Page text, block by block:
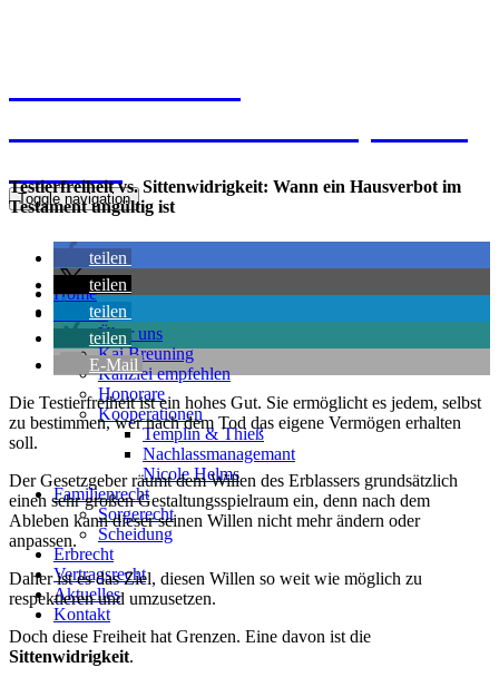
Toggle navigation
Home
Kanzlei
Über uns
Kai Breuning
Kanzlei empfehlen
Honorare
Kooperationen
Templin & Thieß
Nachlassmanagemant
Nicole Helms
Familienrecht
Sorgerecht
Scheidung
Erbrecht
Vertragsrecht
Aktuelles
Kontakt
Testierfreiheit vs. Sittenwidrigkeit: Wann ein Hausverbot im
Testament ungültig ist
teilen
teilen
teilen
teilen
E-Mail
Die Testierfreiheit ist ein hohes Gut. Sie ermöglicht es jedem, selbst
zu bestimmen, wer nach dem Tod das eigene Vermögen erhalten
soll.
Der Gesetzgeber räumt dem Willen des Erblassers grundsätzlich
einen sehr großen Gestaltungsspielraum ein, denn nach dem
Ableben kann dieser seinen Willen nicht mehr ändern oder
anpassen.
Daher ist es das Ziel, diesen Willen so weit wie möglich zu
respektieren und umzusetzen.
Doch diese Freiheit hat Grenzen. Eine davon ist die
Sittenwidrigkeit.